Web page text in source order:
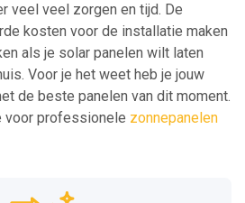
veel veel zorgen en tijd. De
kosten voor de installatie maken
als je solar panelen wilt laten
Voor je het weet heb je jouw
de beste panelen van dit moment.
voor professionele zonnepanelen